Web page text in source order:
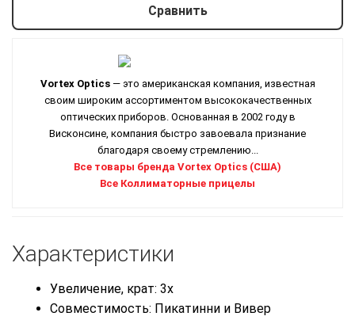
Сравнить
Vortex Optics— это американская компания, известная
своим широким ассортиментом высококачественных
оптических приборов. Основанная в 2002 году в
Висконсине, компания быстро завоевала признание
благодаря своему стремлению...
Все товары бренда Vortex Optics (США)
Все Коллиматорные прицелы
Характеристики
Увеличение, крат: 3x
Совместимость: Пикатинни и Вивер